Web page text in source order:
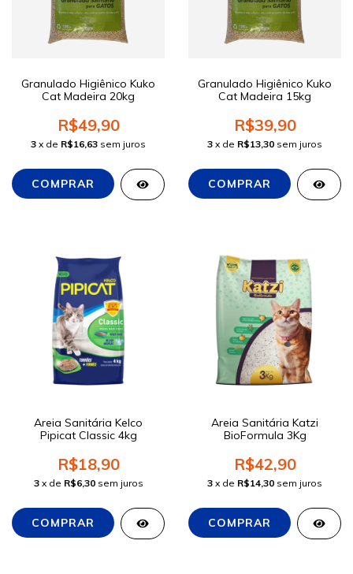
Granulado Higiênico Kuko
Cat Madeira 20kg
R$49,90
3 x de R$16,63 sem juros
Granulado Higiênico Kuko
Cat Madeira 15kg
R$39,90
3 x de R$13,30 sem juros
Areia Sanitária Kelco
Pipicat Classic 4kg
R$18,90
3 x de R$6,30 sem juros
Areia Sanitária Katzi
BioFormula 3Kg
R$42,90
3 x de R$14,30 sem juros